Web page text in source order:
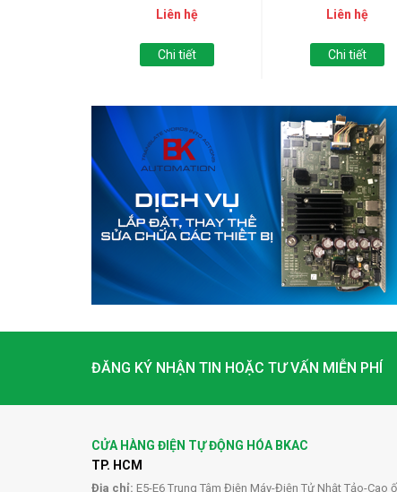
Liên hệ
Chi tiết
Liên hệ
Chi tiết
ĐĂNG KÝ NHẬN TIN HOẶC TƯ VẤN MIỄN PHÍ
CỬA HÀNG ĐIỆN TỰ ĐỘNG HÓA BKAC
TP. HCM
Địa chỉ: E5-E6 Trung Tâm Điện Máy-Điện Tử Nhật Tảo-Cao